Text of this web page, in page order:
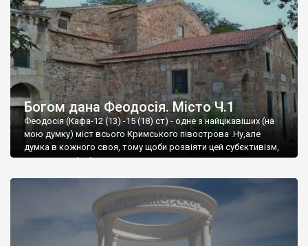
Богом дана Феодосія. Місто Ч.1
Феодосія (Кафа-12 (13) -15 (18) ст) - одне з найцікавіших (на
мою думку) міст всього Кримського півострова .Ну,але
думка в кожного своя, тому щоби розвіяти цей субєктивізм,
запрошую відвідати це